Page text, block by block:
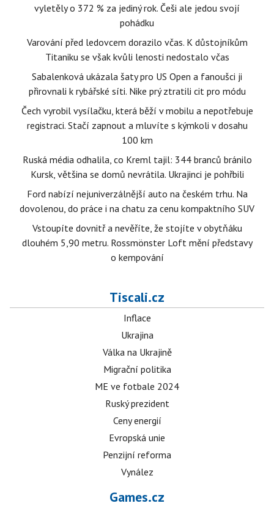
vyletěly o 372 % za jediný rok. Češi ale jedou svojí
pohádku
Varování před ledovcem dorazilo včas. K důstojníkům
Titaniku se však kvůli lenosti nedostalo včas
Sabalenková ukázala šaty pro US Open a fanoušci ji
přirovnali k rybářské síti. Nike prý ztratili cit pro módu
Čech vyrobil vysílačku, která běží v mobilu a nepotřebuje
registraci. Stačí zapnout a mluvíte s kýmkoli v dosahu
100 km
Ruská média odhalila, co Kreml tajil: 344 branců bránilo
Kursk, většina se domů nevrátila. Ukrajinci je pohřbili
Ford nabízí nejuniverzálnější auto na českém trhu. Na
dovolenou, do práce i na chatu za cenu kompaktního SUV
Vstoupíte dovnitř a nevěříte, že stojíte v obytňáku
dlouhém 5,90 metru. Rossmönster Loft mění představy
o kempování
Tiscali.cz
Inflace
Ukrajina
Válka na Ukrajině
Migrační politika
ME ve fotbale 2024
Ruský prezident
Ceny energií
Evropská unie
Penzijní reforma
Vynález
Games.cz